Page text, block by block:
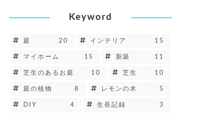
Keyword
庭 20 インテリア 15
マイホーム 15 新築 11
芝生のあるお庭 10 芝生 10
庭の植物 8 レモンの木 5
DIY 4 生長記録 3